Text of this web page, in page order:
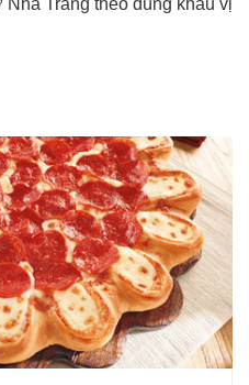
Trang theo đúng khẩu vị